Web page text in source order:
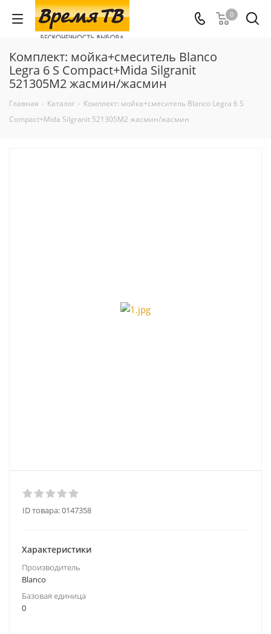
0
Комплект: мойка+смеситель Blanco
Legra 6 S Compact+Mida Silgranit
521305M2 жасмин/жасмин
Главная - Каталог - Комплект: мойка+смеситель Blanco Legra 6 S
Compact+Mida Silgranit 521305M2 жасмин/жасмин
ID товара:0147358
Характеристики
Производитель
Blanco
Базовая единица
0